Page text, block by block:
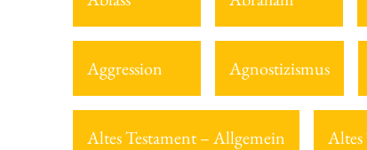
Aggression Agnostizismus
Altes Testament – Allgemein Altes